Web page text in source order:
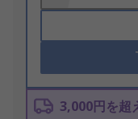
3,000円を超